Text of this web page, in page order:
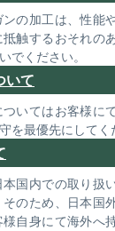
の加工は、性能
触するおそれの
でください。
いて
いてはお客様に
を最優先にしてく
国内での取り扱
のため、日本国
自身にて海外へ